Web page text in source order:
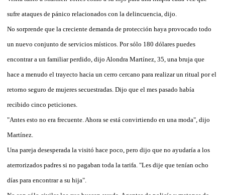
sufre ataques de pánico relacionados con la delincuencia, dijo.
No sorprende que la creciente demanda de protección haya provocado todo
un nuevo conjunto de servicios místicos. Por sólo 180 dólares puedes
encontrar a un familiar perdido, dijo Alondra Martínez, 35, una bruja que
hace a menudo el trayecto hacia un cerro cercano para realizar un ritual por el
retorno seguro de mujeres secuestradas. Dijo que el mes pasado había
recibido cinco peticiones.
"Antes esto no era frecuente. Ahora se está convirtiendo en una moda", dijo
Martínez.
Una pareja desesperada la visitó hace poco, pero dijo que no ayudaría a los
aterrorizados padres si no pagaban toda la tarifa. "Les dije que tenían ocho
días para encontrar a su hija".